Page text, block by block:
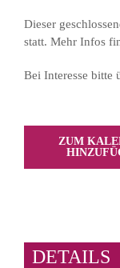
Dieser
statt. Mehr Infos
Bei Interesse bitte
ZUM
DETAILS